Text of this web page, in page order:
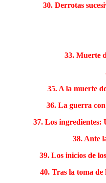
30. Derrotas
33. Muerte
35. A la muerte
36. La guerra
37. Los ingredientes:
38. Ante
39. Los inicios de
40. Tras la toma de